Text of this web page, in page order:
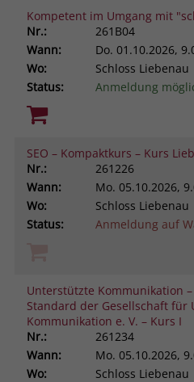
Kompetent im Umgang mit
Nr.:
261B04
Wann:
Do. 01.10.2026,
Wo:
Schloss Liebenau
Status:
Anmeldung
SEO – Kompaktkurs – Kurs
Nr.:
261226
Wann:
Mo. 05.10.2026,
Wo:
Schloss Liebenau
Status:
Anmeldung auf
Unterstützte Kommunikation
Standard der Gesellschaft für
Kommunikation e. V. – Kurs I
Nr.:
261234
Wann:
Mo. 05.10.2026,
Wo:
Schloss Liebenau